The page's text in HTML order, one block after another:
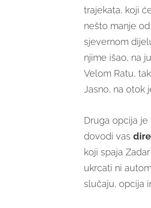
trajekata, koji
nešto manje
sjevernom
njime išao, na
Velom Ratu,
Jasno, na otok
Druga opcija je
dovodi vas
koji spaja
ukrcati ni
slučaju, opcija